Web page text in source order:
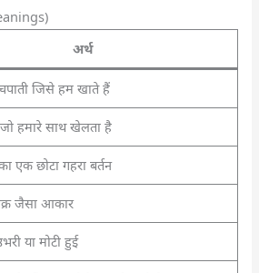
अर्थ
जिसे हम खाते हैं
जो हमारे साथ खेलता है
एक छोटा गहरा बर्तन
जैसा आकार
या मोटी हुई